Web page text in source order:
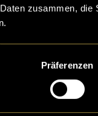
zusammen,
Präferenzen
Seraina Degen.
liefern. Für
Equipment,